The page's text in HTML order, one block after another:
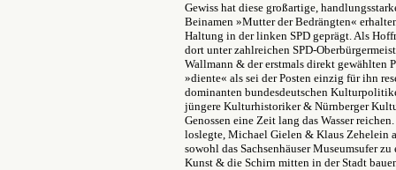
Gewiss hat diese großartige,
Beinamen »Mutter der Bedrängten«
Haltung in der linken SPD geprägt. Als
dort unter zahlreichen SPD-
Wallmann & der erstmals direkt gewählten
»diente« als sei der Posten einzig für ihn
dominanten bundesdeutschen
jüngere Kulturhistoriker & Nürnberger
Genossen eine Zeit lang das Wasser
loslegte, Michael Gielen & Klaus Zehelein
sowohl das Sachsenhäuser Museumsufer
Kunst & die Schirn mitten in der Stadt